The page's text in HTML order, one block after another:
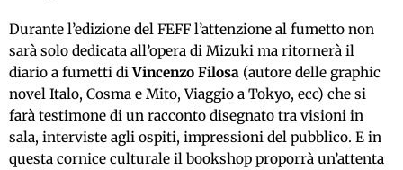
Durante l’edizione del FEFF l’attenzione al fumetto non
sarà solo dedicata all’opera di Mizuki ma ritornerà il
diario a fumetti diVincenzo Filosa (autore delle graphic
novel Italo, Cosma e Mito, Viaggio a Tokyo, ecc) che si
farà testimone di un racconto disegnato tra visioni in
sala, interviste agli ospiti, impressioni del pubblico. E in
questa cornice culturale il bookshop proporrà un’attenta